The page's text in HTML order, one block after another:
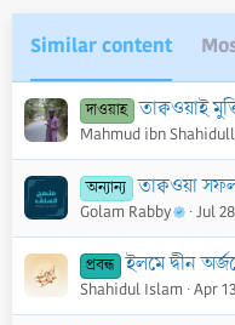
Similar content
দাওয়াহ তাক্বওয়াই
Mahmud ibn
অন্যান্য তাক্বওয়া
Golam Rabby Jul
প্রবন্ধ ইলমে দ্বীন
Shahidul Islam Apr